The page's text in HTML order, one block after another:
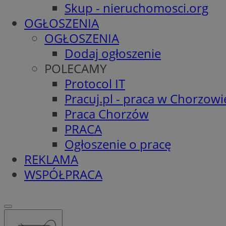
Skup - nieruchomosci.org
OGŁOSZENIA
OGŁOSZENIA
Dodaj ogłoszenie
POLECAMY
Protocol IT
Pracuj.pl - praca w
Praca Chorzów
PRACA
Ogłoszenie o pracę
REKLAMA
WSPÓŁPRACA